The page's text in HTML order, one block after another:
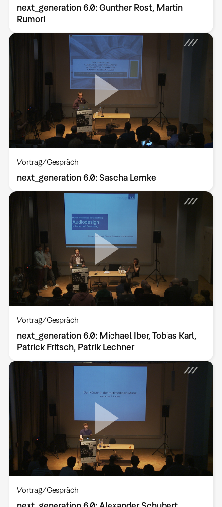
next_generation 6.0: Gunther Rost, Martin
Rumori
Vortrag/Gespräch
next_generation 6.0: Sascha Lemke
Vortrag/Gespräch
next_generation 6.0: Michael Iber, Tobias Karl,
Patrick Fritsch, Patrik Lechner
Vortrag/Gespräch